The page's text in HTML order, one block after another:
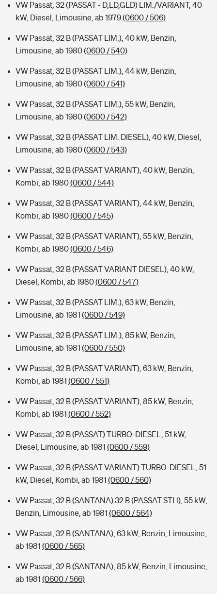
VW Passat, 32 (PASSAT - D,LD,GLD) LIM./VARIANT, 40
kW, Diesel, Limousine, ab 1979(0600 / 506)
VW Passat, 32 B (PASSAT LIM.), 40 kW, Benzin,
Limousine, ab 1980(0600 / 540)
VW Passat, 32 B (PASSAT LIM.), 44 kW, Benzin,
Limousine, ab 1980(0600 / 541)
VW Passat, 32 B (PASSAT LIM.), 55 kW, Benzin,
Limousine, ab 1980(0600 / 542)
VW Passat, 32 B (PASSAT LIM. DIESEL), 40 kW, Diesel,
Limousine, ab 1980(0600 / 543)
VW Passat, 32 B (PASSAT VARIANT), 40 kW, Benzin,
Kombi, ab 1980(0600 / 544)
VW Passat, 32 B (PASSAT VARIANT), 44 kW, Benzin,
Kombi, ab 1980(0600 / 545)
VW Passat, 32 B (PASSAT VARIANT), 55 kW, Benzin,
Kombi, ab 1980(0600 / 546)
VW Passat, 32 B (PASSAT VARIANT DIESEL), 40 kW,
Diesel, Kombi, ab 1980(0600 / 547)
VW Passat, 32 B (PASSAT LIM.), 63 kW, Benzin,
Limousine, ab 1981 (0600 / 549)
VW Passat, 32 B (PASSAT LIM.), 85 kW, Benzin,
Limousine, ab 1981 (0600 / 550)
VW Passat, 32 B (PASSAT VARIANT), 63 kW, Benzin,
Kombi, ab 1981 (0600 / 551)
VW Passat, 32 B (PASSAT VARIANT), 85 kW, Benzin,
Kombi, ab 1981 (0600 / 552)
VW Passat, 32 B (PASSAT) TURBO-DIESEL, 51 kW,
Diesel, Limousine, ab 1981 (0600 / 559)
VW Passat, 32 B (PASSAT VARIANT) TURBO-DIESEL, 51
kW, Diesel, Kombi, ab 1981 (0600 / 560)
VW Passat, 32 B (SANTANA) 32 B (PASSAT STH), 55 kW,
Benzin, Limousine, ab 1981 (0600 / 564)
VW Passat, 32 B (SANTANA), 63 kW, Benzin, Limousine,
ab 1981 (0600 / 565)
VW Passat, 32 B (SANTANA), 85 kW, Benzin, Limousine,
ab 1981 (0600 / 566)